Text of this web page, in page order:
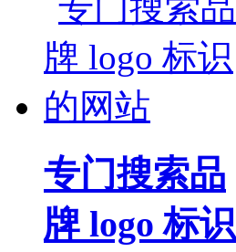
专门搜索品
牌 logo 标识